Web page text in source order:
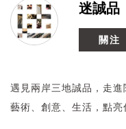
迷誠品
關注
遇見兩岸三地誠品，走進
藝術、創意、生活，點亮